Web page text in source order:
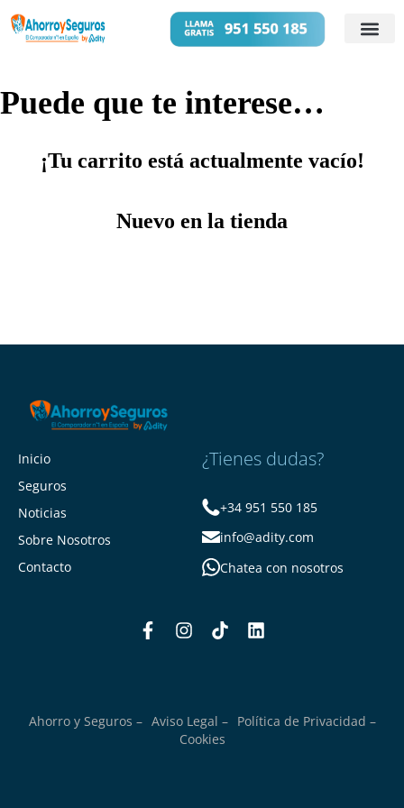
Puede que te interese…
¡Tu carrito está actualmente vacío!
Nuevo en la tienda
Inicio
Seguros
Noticias
Sobre Nosotros
Contacto
¿Tienes dudas?
+34 951 550 185
info@adity.com
Chatea con nosotros
Ahorro y Seguros – Aviso Legal –
Política de Privacidad –
Cookies